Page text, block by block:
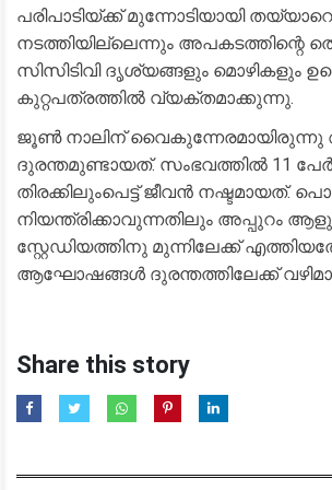
പരിപാടിയ്ക്ക് മുന്നോടിയായി
നടത്തിയില്ലെന്നും അപകടത്തിന്റെ
സിസിടിവി ദൃശ്യങ്ങളും മൊഴികളും
കുറ്റപത്രത്തിൽ വ്യക്തമാക്കുന്നു.
ജൂൺ നാലിന് വൈകുന്നേരമായിരുന്നു
ദുരന്തമുണ്ടായത്. സംഭവത്തിൽ 11
തിരക്കിലുംപെട്ട് ജീവൻ നഷ്ടമായത്.
നിയന്ത്രിക്കാവുന്നതിലും അപ്പുറം
സ്റ്റേഡിയത്തിനു മുന്നിലേക്ക്
ആഘോഷങ്ങൾ ദുരന്തത്തിലേക്ക്
Share this story